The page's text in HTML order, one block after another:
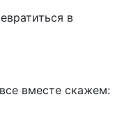
в
вместе скажем: